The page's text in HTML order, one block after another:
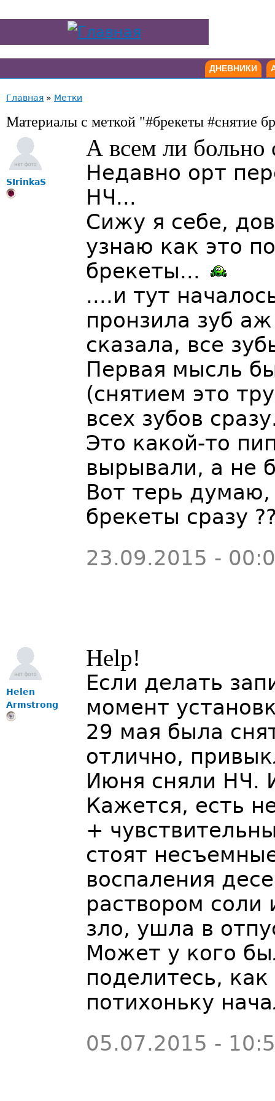
ДНЕВНИКИ
Главная » Метки
Материалы с меткой "#брекеты #снятие
SIrinkaS
А всем ли больно
Недавно орт
НЧ...
Сижу я себе,
узнаю как это
брекеты...
....и тут
пронзила зуб
сказала, все
Первая мысль
(снятием это
всех зубов
Это какой-то
вырывали, а не
Вот терь
брекеты сразу
23.09.2015 -
Helen
Armstrong
Help!
Если делать
момент
29 мая была
отлично,
Июня сняли НЧ.
Кажется, есть
+
стоят
воспаления
раствором
зло, ушла в
Может у кого
поделитесь,
потихоньку
05.07.2015 -